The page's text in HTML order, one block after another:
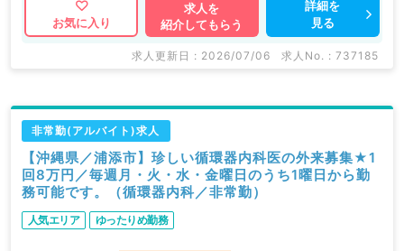
お気に入り
求人を
紹介してもらう
詳細を
見る
求人更新日 : 2026/07/06 求人No. : 737185
非常勤(アルバイト)求人
【沖縄県／浦添市】珍しい循環器内科医の外来募集★1
回8万円／毎週月・火・水・金曜日のうち1曜日から勤
務可能です。（循環器内科／非常勤）
人気エリア ゆったりめ勤務